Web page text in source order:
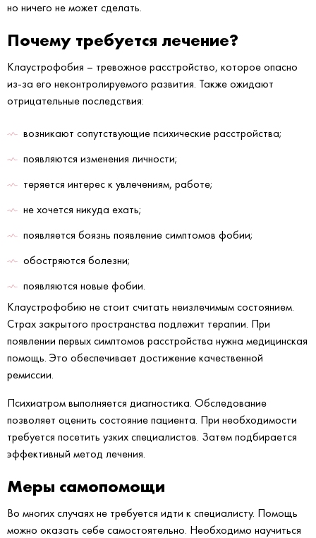
но ничего не может сделать.
Почему требуется лечение?
Клаустрофобия – тревожное расстройство, которое опасно
из-за его неконтролируемого развития. Также ожидают
отрицательные последствия:
возникают сопутствующие психические расстройства;
появляются изменения личности;
теряется интерес к увлечениям, работе;
не хочется никуда ехать;
появляется боязнь появление симптомов фобии;
обостряются болезни;
появляются новые фобии.
Клаустрофобию не стоит считать неизлечимым состоянием.
Страх закрытого пространства подлежит терапии. При
появлении первых симптомов расстройства нужна медицинская
помощь. Это обеспечивает достижение качественной
ремиссии.
Психиатром выполняется диагностика. Обследование
позволяет оценить состояние пациента. При необходимости
требуется посетить узких специалистов. Затем подбирается
эффективный метод лечения.
Меры самопомощи
Во многих случаях не требуется идти к специалисту. Помощь
можно оказать себе самостоятельно. Необходимо научиться